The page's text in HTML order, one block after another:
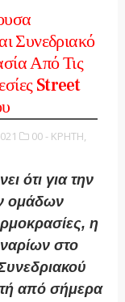
Συνεδριακό
Από Τις
Street
00 - ΚΡΗΤΗ,
ότι για την
ομάδων
η
στο
από σήμερα